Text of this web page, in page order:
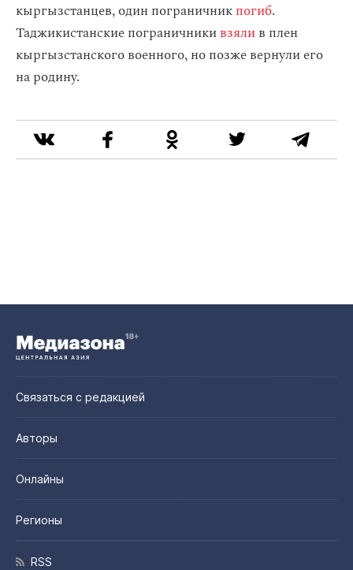
кыргызстанцев, один пограничникпогиб.
Таджикистанские пограничникивзялив плен
кыргызстанского военного, но позже вернули его
на родину.
Связаться с редакцией
Авторы
Онлайны
Регионы
RSS